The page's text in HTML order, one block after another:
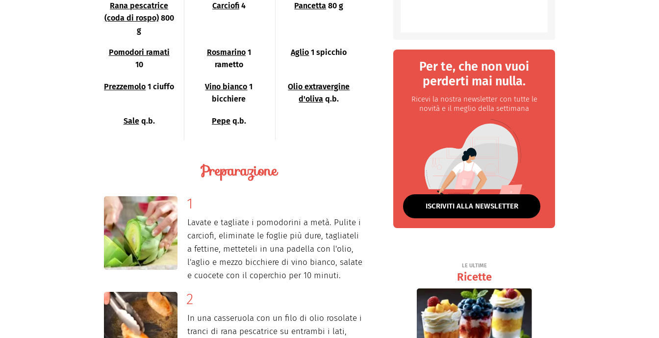
Rana pescatrice
(coda di rospo) 800
g
Carciofi 4 Pancetta 80 g
Pomodori ramati
10
Rosmarino 1
rametto
Aglio 1 spicchio
Prezzemolo 1 ciuffo Vino bianco 1
bicchiere
Olio extravergine
d'oliva q.b.
Sale q.b. Pepe q.b.
Preparazione
Lavate e tagliate i pomodorini a metà. Pulite i
carciofi, eliminate le foglie più dure, tagliateli
a fettine, metteteli in una padella con l'olio,
l'aglio e mezzo bicchiere di vino bianco, salate
e cuocete con il coperchio per 10 minuti.
In una casseruola con un filo di olio rosolate i
tranci di rana pescatrice su entrambi i lati,
Per te, che non vuoi
perderti mai nulla.
Ricevi la nostra newsletter con tutte le
novità e il meglio della settimana
ISCRIVITI ALLA NEWSLETTER
LE ULTIME
Ricette